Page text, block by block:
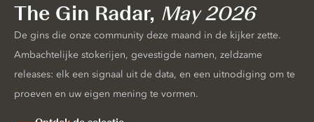
The Gin Radar, May 2026
De gins die onze community deze maand in de kijker zette.
Ambachtelijke stokerijen, gevestigde namen, zeldzame
releases: elk een signaal uit de data, en een uitnodiging om te
proeven en uw eigen mening te vormen.